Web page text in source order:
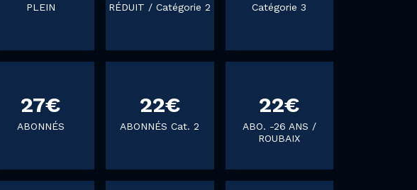
PLEIN RÉDUIT / Catégorie 2 Catégorie 3
27€
ABONNÉS
22€
ABONNÉS Cat. 2
22€
ABO. -26 ANS /
ROUBAIX